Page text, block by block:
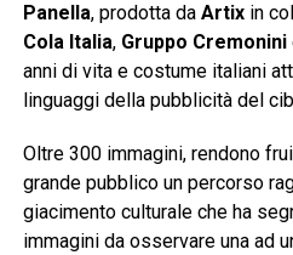
Panella, prodotta daArtixin
Cola Italia, Gruppo Cremonini
anni di vita e costume italiani
linguaggi della pubblicità del
Oltre 300 immagini, rendono
grande pubblico un percorso
giacimento culturale che ha
immagini da osservare una ad